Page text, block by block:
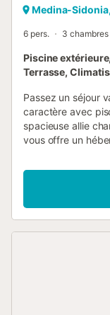
Medina-
6 pers. 3 chambres
Piscine
Terrasse,
Passez un séjour
caractère avec
spacieuse allie
vous offre un
votre famille.
planifiez vos
vous imprégner
feu lors d'une